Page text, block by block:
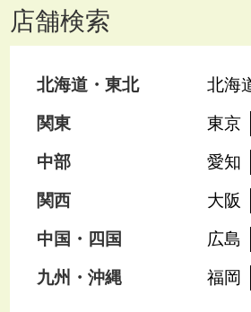
店舗検索
北海道・東北 北海
関東 東京
中部 愛知
関西 大阪
中国・四国 広島
九州・沖縄 福岡